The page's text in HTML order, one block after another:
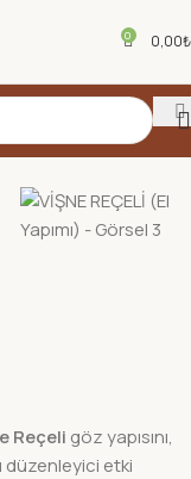
0 0,00₺
Reçeli göz yapısını,
düzenleyici etki